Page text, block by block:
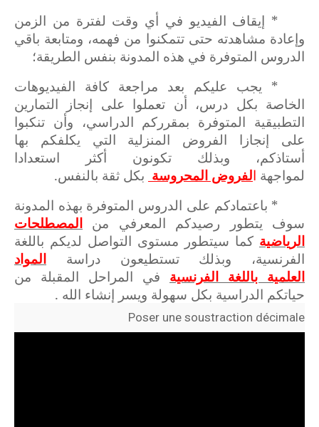
* إيقاف الفيديو في أي وقت لفترة من الزمن
وإعادة مشاهدته حتى تتمكنوا من فهمه، ومتابعة باقي
الدروس المتوفرة في هذه المدونة بنفس الطريقة؛
* يجب عليكم بعد مراجعة كافة الفيديوهات
الخاصة بكل درس، أن تعملوا على إنجاز التمارين
التطبيقية المتوفرة بمقرركم الدراسي، وأن تنكبوا
على إنجازا الفروض المنزلية التي يكلفكم بها
أستاذكم، وبذلك تكونون أكثر استعدادا
لمواجهة الفروض المحروسة بكل ثقة بالنفس.
* باعتمادكم على الدروس المتوفرة بهذه المدونة
سوف يتطور رصيدكم المعرفي من المصطلحات
الرياضية كما سيتطور مستوى التواصل لديكم باللغة
الفرنسية، وبذلك تستطيعون دراسة المواد
العلمية باللغة الفرنسية في المراحل المقبلة من
حياتكم الدراسية بكل سهولة ويسر إنشاء الله .
Poser une soustraction décimale